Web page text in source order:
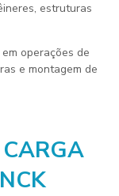
estruturas
operações de
e montagem de